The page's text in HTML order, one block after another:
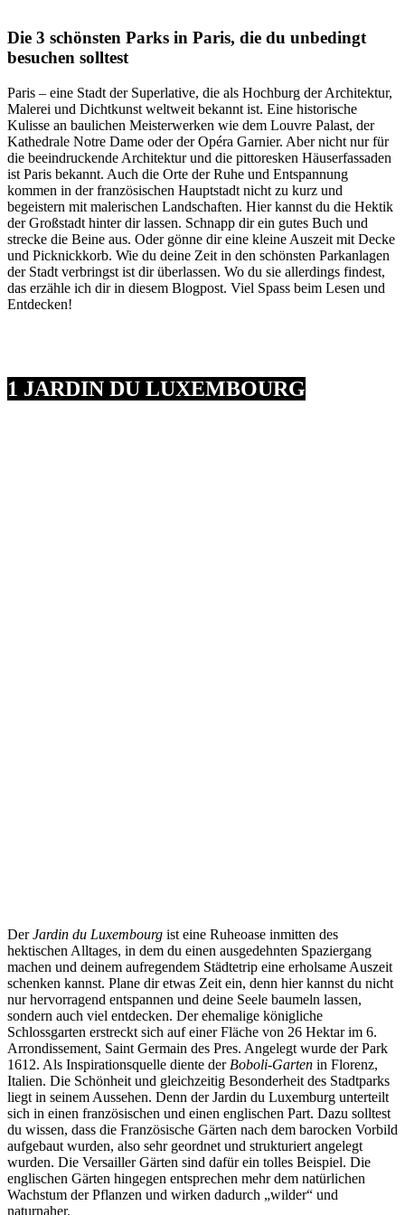
Die 3 schönsten Parks in Paris, die du unbedingt
besuchen solltest
Paris – eine Stadt der Superlative, die als Hochburg der Architektur,
Malerei und Dichtkunst weltweit bekannt ist. Eine historische
Kulisse an baulichen Meisterwerken wie dem Louvre Palast, der
Kathedrale Notre Dame oder der Opéra Garnier. Aber nicht nur für
die beeindruckende Architektur und die pittoresken Häuserfassaden
ist Paris bekannt. Auch die Orte der Ruhe und Entspannung
kommen in der französischen Hauptstadt nicht zu kurz und
begeistern mit malerischen Landschaften. Hier kannst du die Hektik
der Großstadt hinter dir lassen. Schnapp dir ein gutes Buch und
strecke die Beine aus. Oder gönne dir eine kleine Auszeit mit Decke
und Picknickkorb. Wie du deine Zeit in den schönsten Parkanlagen
der Stadt verbringst ist dir überlassen. Wo du sie allerdings findest,
das erzähle ich dir in diesem Blogpost. Viel Spass beim Lesen und
Entdecken!
1 JARDIN DU LUXEMBOURG
DerJardin du Luxembourg ist eine Ruheoase inmitten des
hektischen Alltages, in dem du einen ausgedehnten Spaziergang
machen und deinem aufregendem Städtetrip eine erholsame Auszeit
schenken kannst. Plane dir etwas Zeit ein, denn hier kannst du nicht
nur hervorragend entspannen und deine Seele baumeln lassen,
sondern auch viel entdecken. Der ehemalige königliche
Schlossgarten erstreckt sich auf einer Fläche von 26 Hektar im 6.
Arrondissement, Saint Germain des Pres. Angelegt wurde der Park
1612. Als Inspirationsquelle diente der Boboli-Garten in Florenz,
Italien. Die Schönheit und gleichzeitig Besonderheit des Stadtparks
liegt in seinem Aussehen. Denn der Jardin du Luxemburg unterteilt
sich in einen französischen und einen englischen Part. Dazu solltest
du wissen, dass die Französische Gärten nach dem barocken Vorbild
aufgebaut wurden, also sehr geordnet und strukturiert angelegt
wurden. Die Versailler Gärten sind dafür ein tolles Beispiel. Die
englischen Gärten hingegen entsprechen mehr dem natürlichen
Wachstum der Pflanzen und wirken dadurch „wilder“ und
naturnaher.